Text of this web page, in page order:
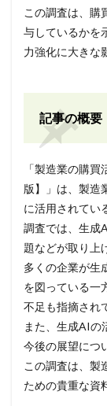
この調査は、購
与しているかを
力強化に大きな
記事の概要
「製造業の購
版】」は、製造
に活用されてい
調査では、生成
題などが取り上
多くの企業が生
を図っている一
不足も指摘され
また、生成AIの
今後の展望につ
この調査は、製
ための貴重な資